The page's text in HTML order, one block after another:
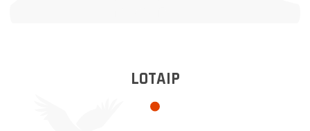
LOTAIP